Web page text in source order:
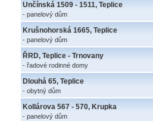
Unčínská 1509 - 1511, Teplice
- panelový dům
Krušnohorská 1665, Teplice
- panelový dům
ŘRD, Teplice - Trnovany
- řadové rodinné domy
Dlouhá 65, Teplice
- obytný dům
Kollárova 567 - 570, Krupka
- panelový dům